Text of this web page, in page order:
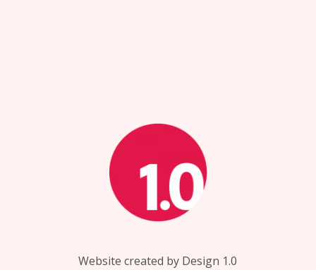
Website created by Design 1.0